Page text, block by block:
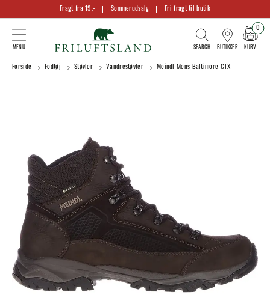
Fragt fra 19,- Sommerudsalg Fri fragt til butik
BUTIKKER KURV
0
Forside Fodtøj Støvler Vandrestøvler Meindl Mens Baltimore GTX